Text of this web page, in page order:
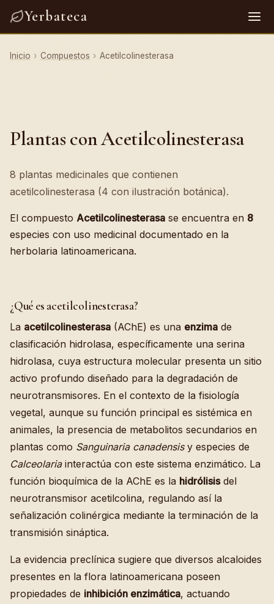
Yerbateca
Inicio › Compuestos › Acetilcolinesterasa
Plantas con Acetilcolinesterasa
8 plantas medicinales que contienen
acetilcolinesterasa (4 con ilustración botánica).
El compuesto Acetilcolinesterasa se encuentra en 8
especies con uso medicinal documentado en la
herbolaria latinoamericana.
¿Qué es acetilcolinesterasa?
La acetilcolinesterasa (AChE) es una enzima de
clasificación hidrolasa, específicamente una serina
hidrolasa, cuya estructura molecular presenta un sitio
activo profundo diseñado para la degradación de
neurotransmisores. En el contexto de la fisiología
vegetal, aunque su función principal es sistémica en
animales, la presencia de metabolitos secundarios en
plantas como Sanguinaria canadensisy especies de
Calceolariainteractúa con este sistema enzimático. La
función bioquímica de la AChE es la hidrólisisdel
neurotransmisor acetilcolina, regulando así la
señalización colinérgica mediante la terminación de la
transmisión sináptica.
La evidencia preclínica sugiere que diversos alcaloides
presentes en la flora latinoamericana poseen
propiedades de inhibición enzimática, actuando